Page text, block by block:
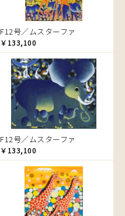
F12号／ムスターファ
￥133,100
F12号／ムスターファ
￥133,100